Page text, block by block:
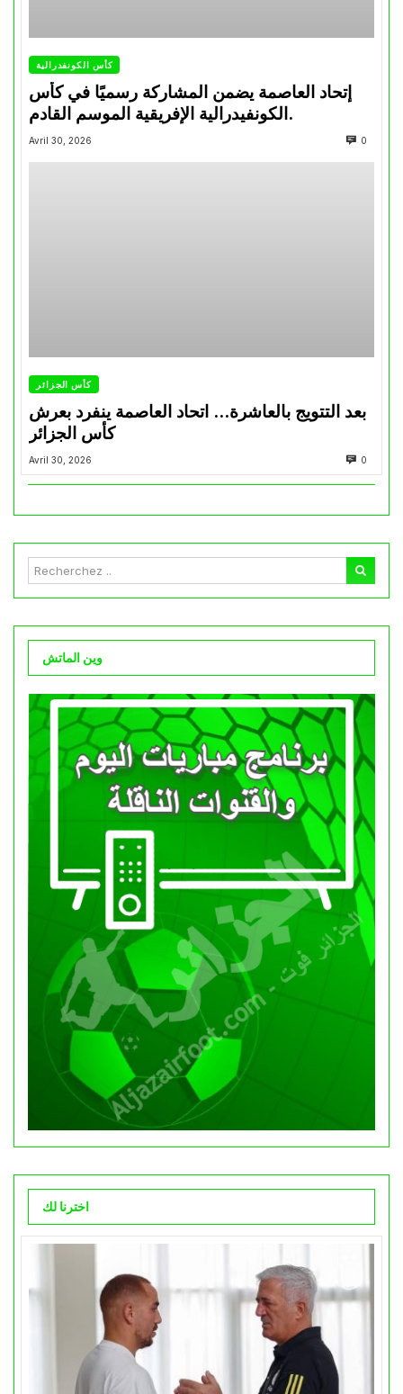
كأس الكونفدرالية
إتحاد العاصمة يضمن المشاركة رسميًا في كأس
الكونفيدرالية الإفريقية الموسم القادم.
Avril 30, 2026 0
كأس الجزائر
بعد التتويج بالعاشرة… اتحاد العاصمة ينفرد بعرش
كأس الجزائر
Avril 30, 2026 0
وين الماتش
اخترنا لك